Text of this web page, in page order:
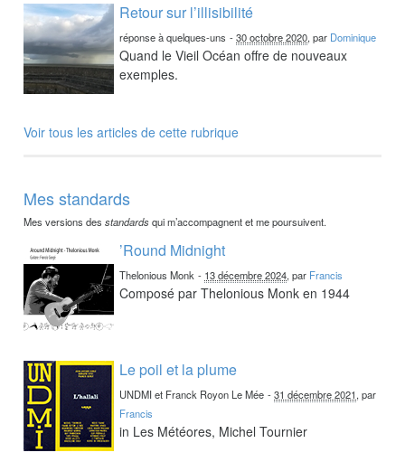
Retour sur l’illisibilité
réponse à quelques-uns -30 octobre 2020, par Dominique
Quand le Vieil Océan offre de nouveaux
exemples.
Voir tous les articles de cette rubrique
Mes standards
Mes versions desstandardsqui m’accompagnent et me poursuivent.
’Round Midnight
Thelonious Monk - 13 décembre 2024, par Francis
Composé par Thelonious Monk en 1944
Le poil et la plume
UNDMI et Franck Royon Le Mée -31 décembre 2021, par
Francis
in Les Météores, Michel Tournier